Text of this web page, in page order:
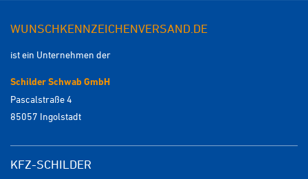
WUNSCHKENNZEICHENVERSAND.DE
ist ein Unternehmen der
Schilder Schwab GmbH
Pascalstraße 4
85057 Ingolstadt
KFZ-SCHILDER